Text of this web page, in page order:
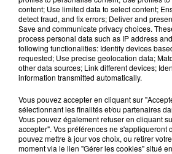
6 août 2026
Un homme blessé
Alembon
6 août 2026
Plage lors d'une
content; Use limited data to select content;
detect fraud, and fix errors; Deliver and
Save and communicate privacy choices.
process personal data such as IP address
following functionalities: Identify devices
requested; Use precise geolocation data;
other data sources; Link different devices;
information transmitted automatically.
Vous pouvez accepter en cliquant sur
sélectionnant les finalités et/ou partenaires
Vous pouvez également refuser en cliquant
accepter". Vos préférences ne s'appliqueront
pouvez mettre à jour vos choix, ou retirer
moment via le lien "Gérer les cookies" situé